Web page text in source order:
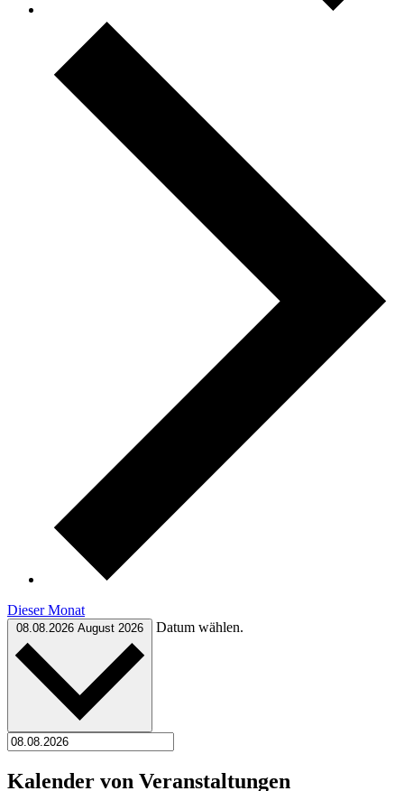
Dieser Monat
08.08.2026 August 2026 Datum wählen.
Kalender von Veranstaltungen